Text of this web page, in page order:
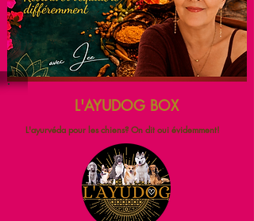
L'AYUDOG BOX
L'ayurvéda pour les chiens? On dit oui évidemment!